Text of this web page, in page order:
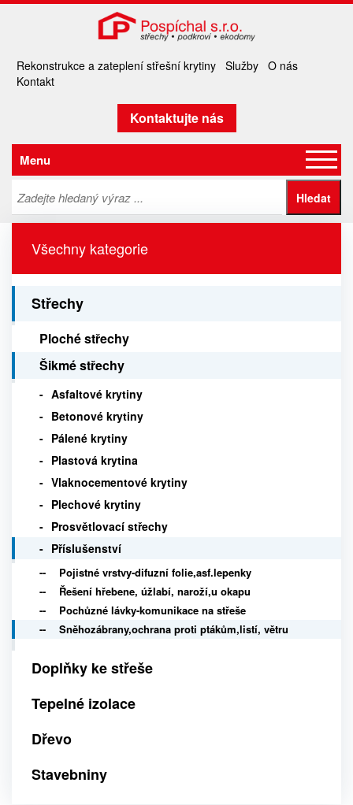
Rekonstrukce a zateplení střešní krytiny Služby O nás
Kontakt
Kontaktujte nás
Menu
Všechny kategorie
Střechy
Ploché střechy
Šikmé střechy
Asfaltové krytiny
Betonové krytiny
Pálené krytiny
Plastová krytina
Vlaknocementové krytiny
Plechové krytiny
Prosvětlovací střechy
Příslušenství
Pojistné vrstvy-difuzní folie,asf.lepenky
Řešení hřebene, úžlabí, naroží,u okapu
Pochůzné lávky-komunikace na střeše
Sněhozábrany,ochrana proti ptákům,listí, větru
Doplňky ke střeše
Tepelné izolace
Dřevo
Stavebniny